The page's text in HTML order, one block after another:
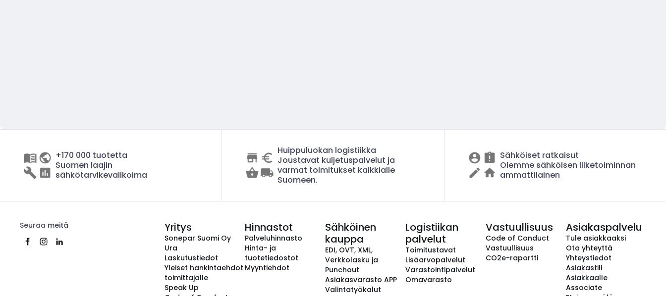
+170 000 tuotetta
Suomen laajin
sähkötarvikevalikoima
Huippuluokan logistiikka
Joustavat kuljetuspalvelut ja
varmat toimitukset kaikkialle
Suomeen.
Sähköiset ratkaisut
Olemme sähköisen liiketoiminnan
ammattilainen
Seuraa meitä Yritys
Sonepar Suomi Oy
Ura
Laskutustiedot
Yleiset hankintaehdot
toimittajalle
Speak Up
Hinnastot
Palveluhinnasto
Hinta- ja
tuotetiedostot
Myyntiehdot
Sähköinen
kauppa
EDI, OVT, XML,
Verkkolasku ja
Punchout
Asiakasvarasto APP
Valintatyökalut
Logistiikan
palvelut
Toimitustavat
Lisäarvopalvelut
Varastointipalvelut
Omavarasto
Vastuullisuus
Code of Conduct
Vastuullisuus
CO2e-raportti
Asiakaspalvelu
Tule asiakkaaksi
Ota yhteyttä
Yhteystiedot
Asiakastili
Asiakkaalle
Associate